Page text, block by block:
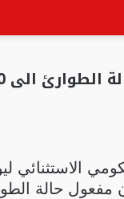
الى 20 ماي
الاستثنائي
مفعول حالة